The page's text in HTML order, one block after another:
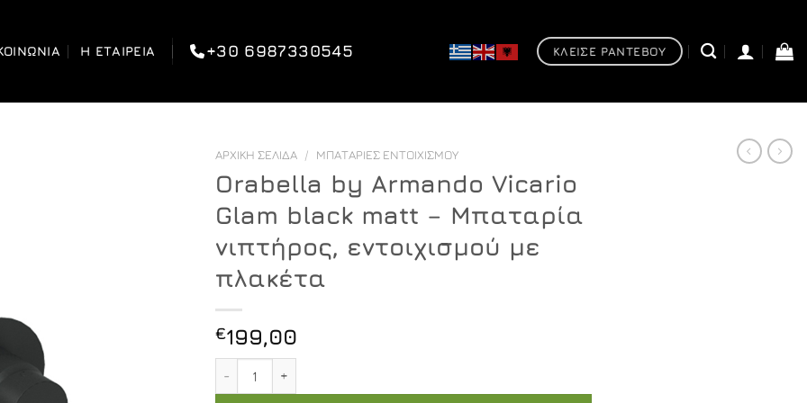
Η ΕΤΑΙΡΕΊΑ +30 6987330545 ΚΛΕΙΣΕ ΡΑΝΤΕΒΟΥ
ΑΡΧΙΚΉ ΣΕΛΊΔΑ / ΜΠΑΤΑΡΊΕΣ ΕΝΤΟΙΧΙΣΜΟΎ
Orabella by Armando Vicario
Glam black matt – Μπαταρία
νιπτήρος, εντοιχισμού με
πλακέτα
€199,00